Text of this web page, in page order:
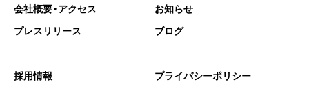
会社概要・アクセス
お知らせ
プレスリリース
ブログ
採用情報
プライバシーポリシー